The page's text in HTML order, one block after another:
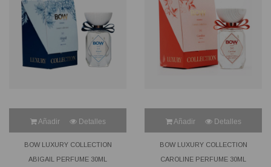
BOW LUXURY COLLECTION
ABIGAIL PERFUME 30ML
Añadir Detalles
BOW LUXURY COLLECTION
CAROLINE PERFUME 30ML
Añadir Detalles